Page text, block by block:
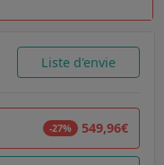
Liste d'envie
-27% 549,96€